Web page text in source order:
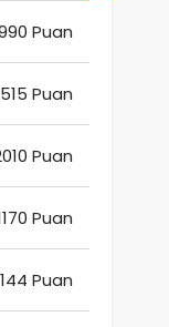
Puan
Puan
Puan
Puan
Puan